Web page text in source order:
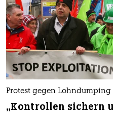
Protest gegen Lohndumping
„Kontrollen sichern